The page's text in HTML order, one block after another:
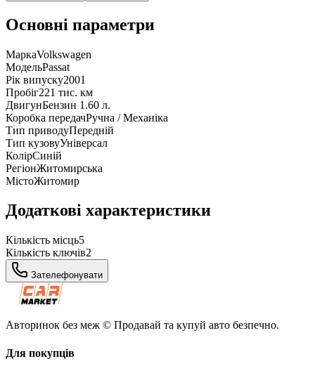
Основні параметри
МаркаVolkswagen
МодельPassat
Рік випуску2001
Пробіг221 тис. км
ДвигунБензин 1.60 л.
Коробка передачРучна / Механіка
Тип приводуПередній
Тип кузовуУніверсал
КолірСиній
РегіонЖитомирська
МістоЖитомир
Додаткові характеристики
Кількість місць5
Кількість ключів2
Зателефонувати
Авторинок без меж © Продавай та купуй авто безпечно.
Для покупців